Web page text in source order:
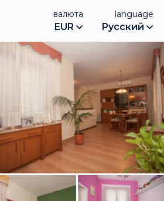
валюта
EUR
language
Русский